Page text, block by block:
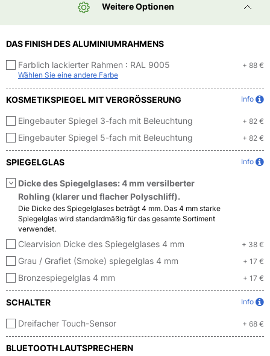
Weitere Optionen
DAS FINISH DES ALUMINIUMRAHMENS
Farblich lackierter Rahmen : RAL 9005
+ 88 €
Wählen Sie eine andere Farbe
KOSMETIKSPIEGEL MIT VERGRÖSSERUNG Info
Eingebauter Spiegel 3-fach mit Beleuchtung + 82 €
Eingebauter Spiegel 5-fach mit Beleuchtung + 82 €
SPIEGELGLAS Info
Dicke des Spiegelglases: 4 mm versilberter
Rohling (klarer und flacher Polyschliff).
Die Dicke des Spiegelglases beträgt 4 mm. Das 4 mm starke
Spiegelglas wird standardmäßig für das gesamte Sortiment
verwendet.
Clearvision Dicke des Spiegelglases 4 mm + 38 €
Grau / Grafiet (Smoke) spiegelglas 4 mm + 17 €
Bronzespiegelglas 4 mm + 17 €
SCHALTER Info
Dreifacher Touch-Sensor + 68 €
BLUETOOTH LAUTSPRECHERN